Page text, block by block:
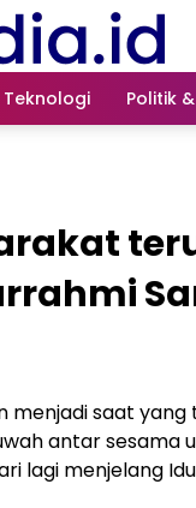
Teknologi Politik
menjadi saat
antar sesama
lagi menjelang